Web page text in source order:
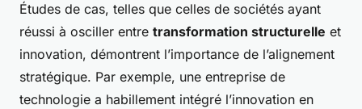
Études de cas, telles que celles de sociétés ayant
réussi à osciller entre transformation structurelle et
innovation, démontrent l’importance de l’alignement
stratégique. Par exemple, une entreprise de
technologie a habillement intégré l’innovation en